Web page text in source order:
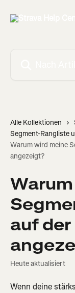
Alle Kollektionen
Segment-Rangliste
Warum wird meine
angezeigt?
auf
Heute aktualisiert
Wenn deine